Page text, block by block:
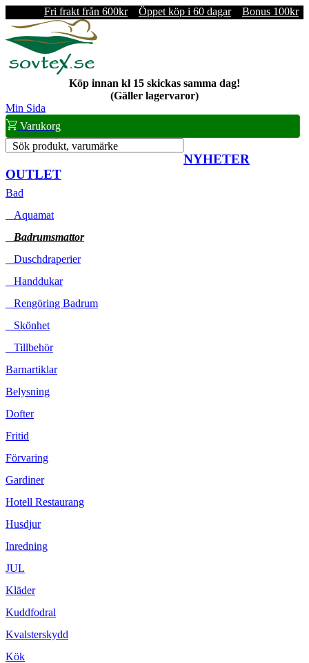
Fri frakt från 600kr Öppet köp i 60 dagar Bonus 100kr
Köp innan kl 15 skickas samma dag!
(Gäller lagervaror)
Min Sida
Varukorg
Sök produkt, varumärke
NYHETER
OUTLET
Bad
Aquamat
Badrumsmattor
Duschdraperier
Handdukar
Rengöring Badrum
Skönhet
Tillbehör
Barnartiklar
Belysning
Dofter
Fritid
Förvaring
Gardiner
Hotell Restaurang
Husdjur
Inredning
JUL
Kläder
Kuddfodral
Kvalsterskydd
Kök